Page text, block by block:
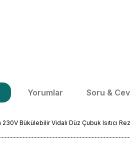
Yorumlar Soru &
Bükülebilir Vidalı Düz Çubuk Isıtıcı